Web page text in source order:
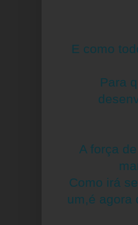
E como
Para
A força
Como irá
um,é agora